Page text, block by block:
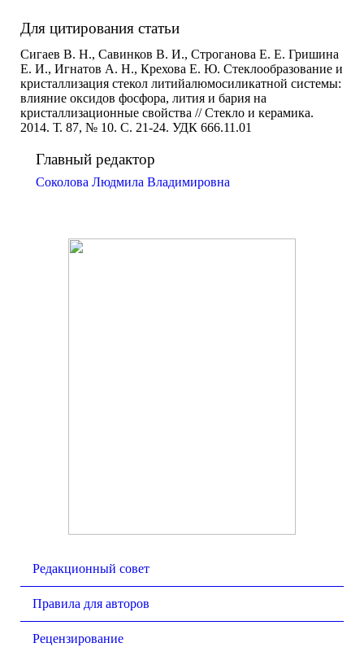
Для цитирования статьи
Сигаев В. Н., Савинков В. И., Строганова Е. Е. Гришина
Е. И., Игнатов А. Н., Крехова Е. Ю. Стеклообразование и
кристаллизация стекол литийалюмосиликатной системы:
влияние оксидов фосфора, лития и бария на
кристаллизационные свойства // Стекло и керамика.
2014. Т. 87, № 10. С. 21-24. УДК 666.11.01
Главный редактор
Соколова Людмила Владимировна
Редакционный совет
Правила для авторов
Рецензирование